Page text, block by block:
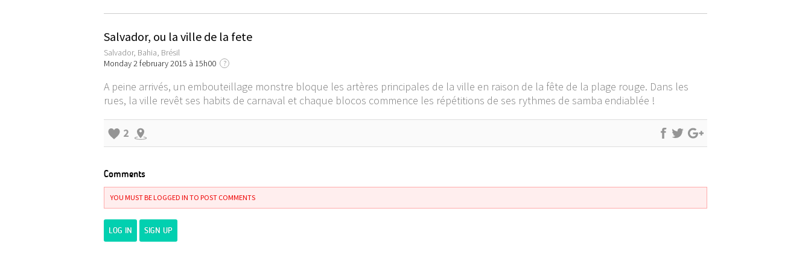
Salvador, ou la ville de la fete
Salvador, Bahia, Brésil
Monday 2 february 2015 à 15h00
?
A peine arrivés, un embouteillage monstre bloque les artères principales de la ville en raison de la fête de la plage rouge. Dans les
rues, la ville revêt ses habits de carnaval et chaque blocos commence les répétitions de ses rythmes de samba endiablée !
2
Comments
YOU MUST BE LOGGED IN TO POST COMMENTS
LOG IN SIGN UP